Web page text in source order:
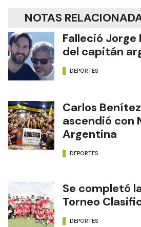
NOTAS
Falleció Jorge
del capitán
DEPORTES
Carlos
ascendió con
Argentina
DEPORTES
Se completó
Torneo
DEPORTES